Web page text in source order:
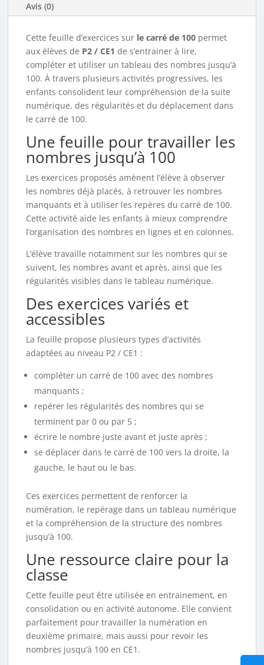
Avis (0)
Cette feuille d’exercices sur le carré de 100 permet
aux élèves de P2 / CE1 de s’entrainer à lire,
compléter et utiliser un tableau des nombres jusqu’à
100. À travers plusieurs activités progressives, les
enfants consolident leur compréhension de la suite
numérique, des régularités et du déplacement dans
le carré de 100.
Une feuille pour travailler les
nombres jusqu’à 100
Les exercices proposés amènent l’élève à observer
les nombres déjà placés, à retrouver les nombres
manquants et à utiliser les repères du carré de 100.
Cette activité aide les enfants à mieux comprendre
l’organisation des nombres en lignes et en colonnes.
L’élève travaille notamment sur les nombres qui se
suivent, les nombres avant et après, ainsi que les
régularités visibles dans le tableau numérique.
Des exercices variés et
accessibles
La feuille propose plusieurs types d’activités
adaptées au niveau P2 / CE1 :
compléter un carré de 100 avec des nombres
manquants ;
repérer les régularités des nombres qui se
terminent par 0 ou par 5 ;
écrire le nombre juste avant et juste après ;
se déplacer dans le carré de 100 vers la droite, la
gauche, le haut ou le bas.
Ces exercices permettent de renforcer la
numération, le repérage dans un tableau numérique
et la compréhension de la structure des nombres
jusqu’à 100.
Une ressource claire pour la
classe
Cette feuille peut être utilisée en entrainement, en
consolidation ou en activité autonome. Elle convient
parfaitement pour travailler la numération en
deuxième primaire, mais aussi pour revoir les
nombres jusqu’à 100 en CE1.